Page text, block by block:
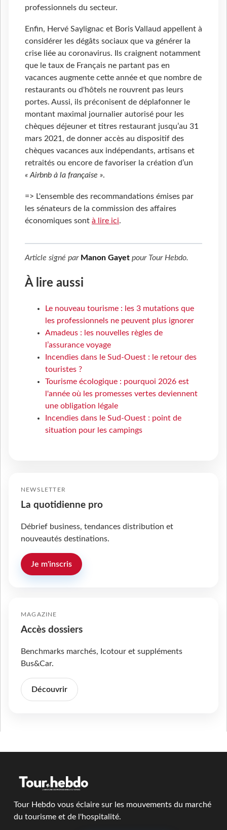
professionnels du secteur.
Enfin, Hervé Saylignac et Boris Vallaud appellent à
considérer les dégâts sociaux que va générer la
crise liée au coronavirus. Ils craignent notamment
que le taux de Français ne partant pas en
vacances augmente cette année et que nombre de
restaurants ou d'hôtels ne rouvrent pas leurs
portes. Aussi, ils préconisent de déplafonner le
montant maximal journalier autorisé pour les
chèques déjeuner et titres restaurant jusqu’au 31
mars 2021, de donner accès au dispositif des
chèques vacances aux indépendants, artisans et
retraités ou encore de favoriser la création d’un
« Airbnb à la française ».
=> L'ensemble des recommandations émises par
les sénateurs de la commission des affaires
économiques sont à lire ici.
Article signé par Manon Gayet pour Tour Hebdo.
À lire aussi
Le nouveau tourisme : les 3 mutations que
les professionnels ne peuvent plus ignorer
Amadeus : les nouvelles règles de
l’assurance voyage
Incendies dans le Sud-Ouest : le retour des
touristes ?
Tourisme écologique : pourquoi 2026 est
l'année où les promesses vertes deviennent
une obligation légale
Incendies dans le Sud-Ouest : point de
situation pour les campings
NEWSLETTER
La quotidienne pro
Débrief business, tendances distribution et
nouveautés destinations.
Je m'inscris
MAGAZINE
Accès dossiers
Benchmarks marchés, Icotour et suppléments
Bus&Car.
Découvrir
Tour Hebdo vous éclaire sur les mouvements du marché
du tourisme et de l'hospitalité.